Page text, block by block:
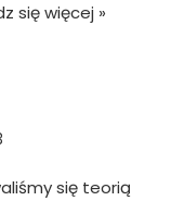
się więcej »
się teorią